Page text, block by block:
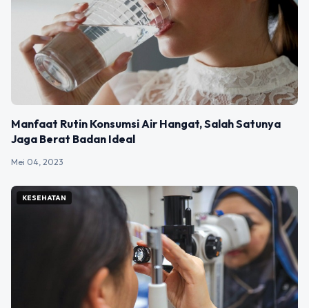
Manfaat Rutin Konsumsi Air Hangat, Salah Satunya
Jaga Berat Badan Ideal
Mei 04, 2023
KESEHATAN